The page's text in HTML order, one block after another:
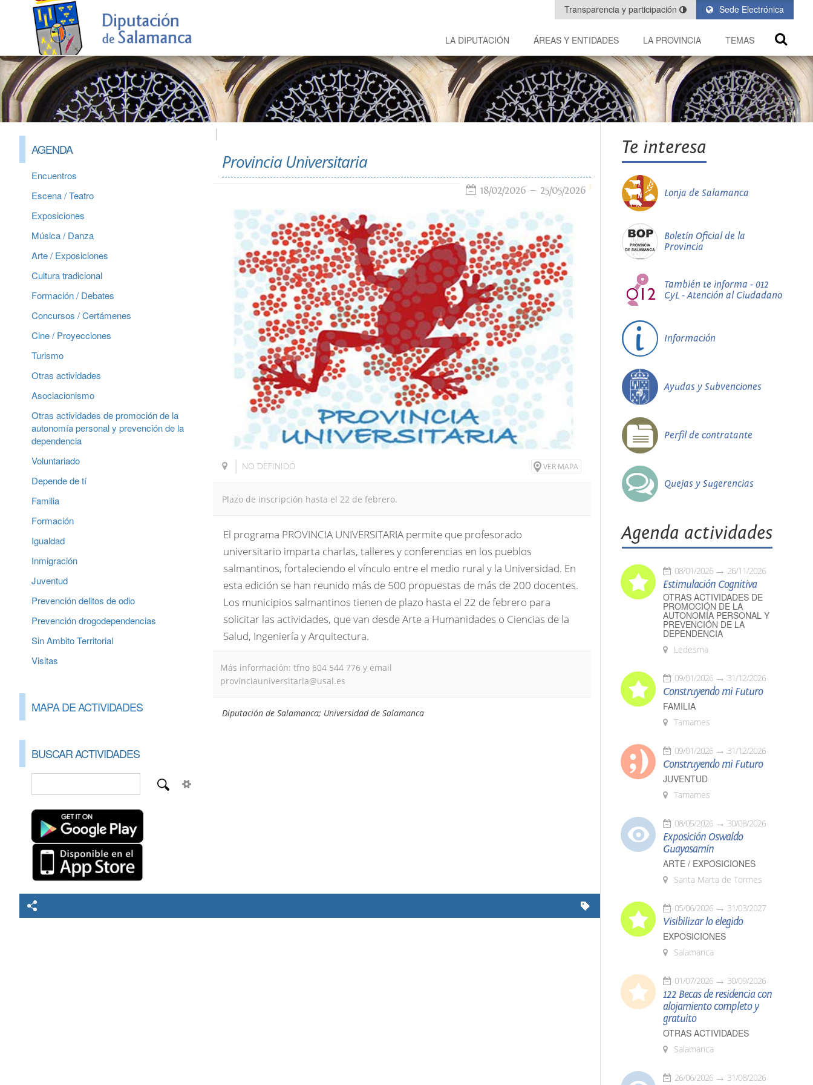
Sede Electrónica
Transparencia y participación
LA DIPUTACIÓN ÁREAS Y ENTIDADES LA PROVINCIA TEMAS
AGENDA
Encuentros
Escena / Teatro
Exposiciones
Música / Danza
Arte / Exposiciones
Cultura tradicional
Formación / Debates
Concursos / Certámenes
Cine / Proyecciones
Turismo
Otras actividades
Asociacionismo
Otras actividades de promoción de la
autonomía personal y prevención de la
dependencia
Voluntariado
Depende de tí
Familia
Formación
Igualdad
Inmigración
Juventud
Prevención delitos de odio
Prevención drogodependencias
Sin Ambito Territorial
Visitas
MAPA DE ACTIVIDADES
BUSCAR ACTIVIDADES
Provincia Universitaria
18/02/2026 25/05/2026
NO DEFINIDO VER MAPA
Plazo de inscripción hasta el 22 de febrero.
El programa PROVINCIA UNIVERSITARIA permite que profesorado
universitario imparta charlas, talleres y conferencias en los pueblos
salmantinos, fortaleciendo el vínculo entre el medio rural y la Universidad. En
esta edición se han reunido más de 500 propuestas de más de 200 docentes.
Los municipios salmantinos tienen de plazo hasta el 22 de febrero para
solicitar las actividades, que van desde Arte a Humanidades o Ciencias de la
Salud, Ingeniería y Arquitectura.
Más información: tfno 604 544 776 y email
provinciauniversitaria@usal.es
Diputación de Salamanca; Universidad de Salamanca
Te interesa
Lonja de Salamanca
Boletín Oficial de la
Provincia
También te informa - 012
CyL - Atención al Ciudadano
Información
Ayudas y Subvenciones
Perfil de contratante
Quejas y Sugerencias
Agenda actividades
08/01/2026 26/11/2026
Estimulación Cognitiva
OTRAS ACTIVIDADES DE
PROMOCIÓN DE LA
AUTONOMÍA PERSONAL Y
PREVENCIÓN DE LA
DEPENDENCIA
Ledesma
09/01/2026 31/12/2026
Construyendo mi Futuro
FAMILIA
Tamames
09/01/2026 31/12/2026
Construyendo mi Futuro
JUVENTUD
Tamames
08/05/2026 30/08/2026
Exposición Oswaldo
Guayasamín
ARTE / EXPOSICIONES
Santa Marta de Tormes
05/06/2026 31/03/2027
Visibilizar lo elegido
EXPOSICIONES
Salamanca
01/07/2026 30/09/2026
122 Becas de residencia con
alojamiento completo y
gratuito
OTRAS ACTIVIDADES
Salamanca
26/06/2026 31/08/2026